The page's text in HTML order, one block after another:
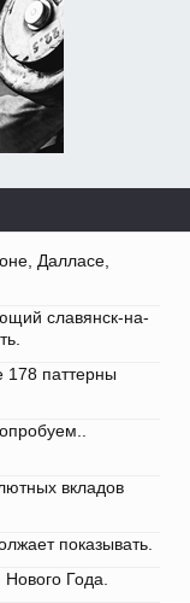
Далласе,
славянск-на-
178 паттерны
вкладов
показывать.
Года.